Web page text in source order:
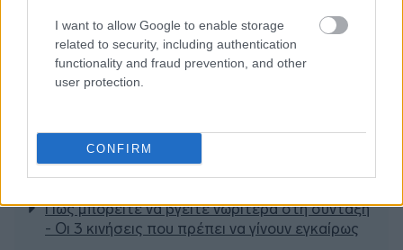
I want to allow Google to enable storage
related to security, including authentication
functionality and fraud prevention, and other
user protection.
CONFIRM
Διαβάζονται αυτή τη στιγμή
Μεταβιβάσεις ακινήτων: Στο σκάνερ χιλιάδες
ΕΝΦΙΑ
Σήμερα το κρίσιμο ραντεβού στο Μέγαρο
Μαξίμου για τη βιομηχανία
Πώς μπορείτε να βγείτε νωρίτερα στη σύνταξη
- Οι 3 κινήσεις που πρέπει να γίνουν εγκαίρως